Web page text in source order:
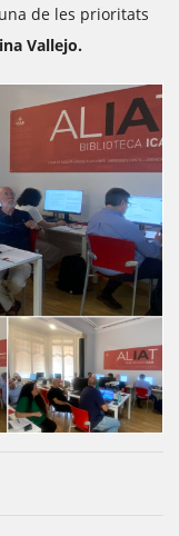
de les prioritats
Vallejo.